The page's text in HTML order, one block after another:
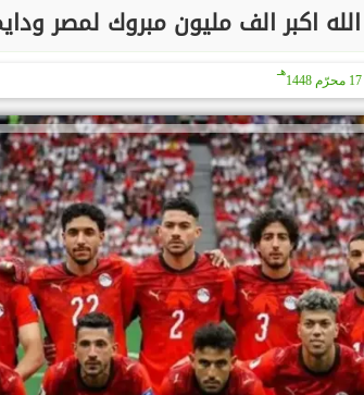
الله اكبر الف مليون مبروك لمصر
17 محرّم 1448
هـ